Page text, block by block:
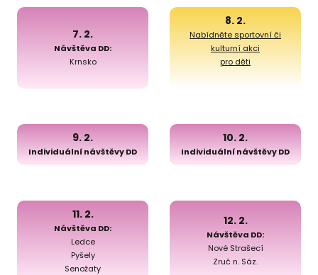
7. 2.
Návštěva DD:
Krnsko
8. 2.
Nabídněte sportovní či
kulturní akci
pro děti
9. 2.
Individuální návštěvy DD
10. 2.
Individuální návštěvy DD
11. 2.
Návštěva DD:
Ledce
Pyšely
Senožaty
12. 2.
Návštěva DD:
Nové Strašecí
Zruč n. Sáz.